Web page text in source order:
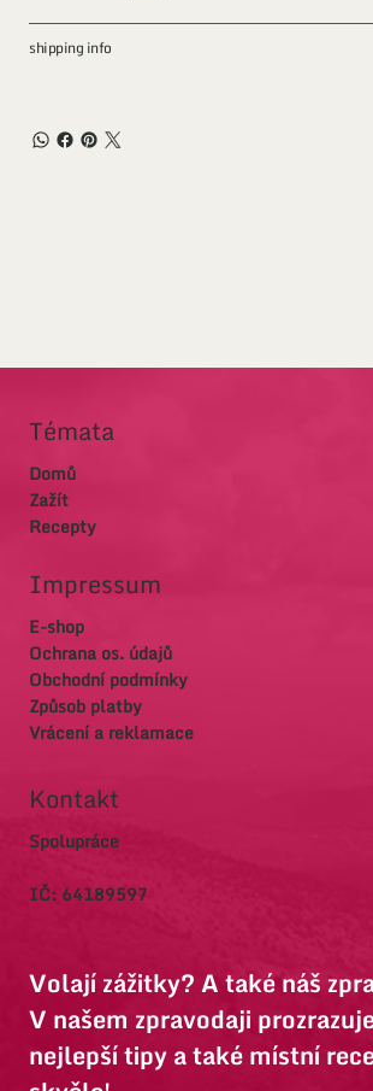
shipping info
Témata
Domů
Zažít
Recepty
Impressum
E-shop
Ochrana os. údajů
Obchodní podmínky
Způsob platby
Vrácení a reklamace
Kontakt
Spolupráce
IČ: 64189597
Volají zážitky? A také náš
V našem zpravodaji
nejlepší tipy a také místní